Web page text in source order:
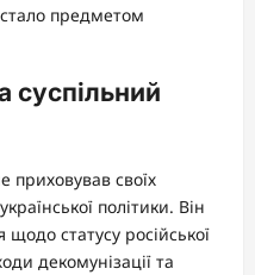
стало предметом
суспільний
приховував своїх
політики. Він
статусу російської
декомунізації та